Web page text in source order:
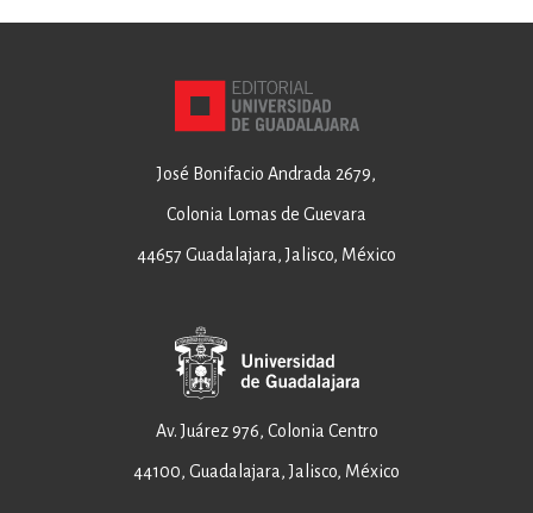
José Bonifacio Andrada 2679,
Colonia Lomas de Guevara
44657 Guadalajara, Jalisco, México
Av. Juárez 976, Colonia Centro
44100, Guadalajara, Jalisco, México